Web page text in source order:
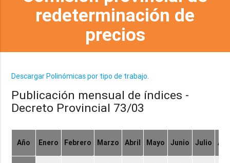
redeterminación de
precios
Descargar Polinómicas por tipo de trabajo.
Publicación mensual de índices -
Decreto Provincial 73/03
Año Enero Febrero Marzo Abril Mayo Junio Julio